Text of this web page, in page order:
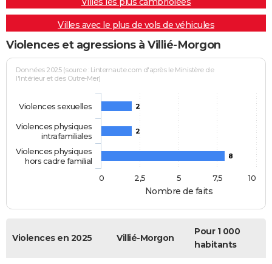
Villes avec le plus de vols de véhicules
Violences et agressions à Villié-Morgon
Nombre de faits
Données 2025 (source : Linternaute.com d'après le Ministère de
l'Intérieur et des Outre-Mer)
2
2
8
Violences sexuelles
Violences physiques
intrafamiliales
Violences physiques
hors cadre familial
0
10
2,5 5 7,5
Violences en 2025 Villié-Morgon
Pour 1 000
habitants